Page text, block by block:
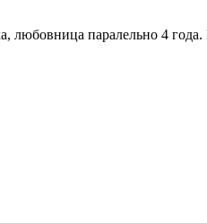
любовница паралельно 4